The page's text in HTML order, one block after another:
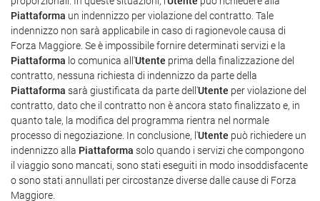
Piattaforma un indennizzo per violazione del contratto. Tale
indennizzo non sarà applicabile in caso di ragionevole causa di
Forza Maggiore. Se è impossibile fornire determinati servizi e la
Piattaforma lo comunica all'Utente prima della finalizzazione del
contratto, nessuna richiesta di indennizzo da parte della
Piattaforma sarà giustificata da parte dell'Utente per violazione del
contratto, dato che il contratto non è ancora stato finalizzato e, in
quanto tale, la modifica del programma rientra nel normale
processo di negoziazione. In conclusione, l'Utente può richiedere un
indennizzo alla Piattaforma solo quando i servizi che compongono
il viaggio sono mancati, sono stati eseguiti in modo insoddisfacente
o sono stati annullati per circostanze diverse dalle cause di Forza
Maggiore.